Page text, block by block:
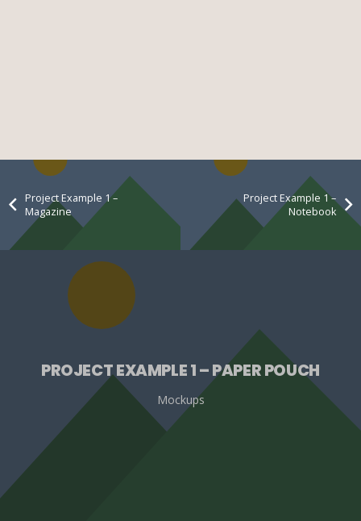
Project Example 1 –
Magazine
Project Example 1 –
Notebook
PROJECT EXAMPLE 1 – PAPER POUCH
Mockups